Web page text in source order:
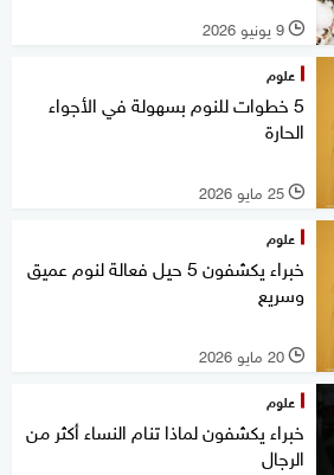
l 9 يونيو 2026
علوم
5 خطوات للنوم بسهولة في الأجواء
الحارة
l 25 مايو 2026
علوم
خبراء يكشفون 5 حيل فعالة لنوم عميق
وسريع
l 20 مايو 2026
علوم
خبراء يكشفون لماذا تنام النساء أكثر من
الرجال